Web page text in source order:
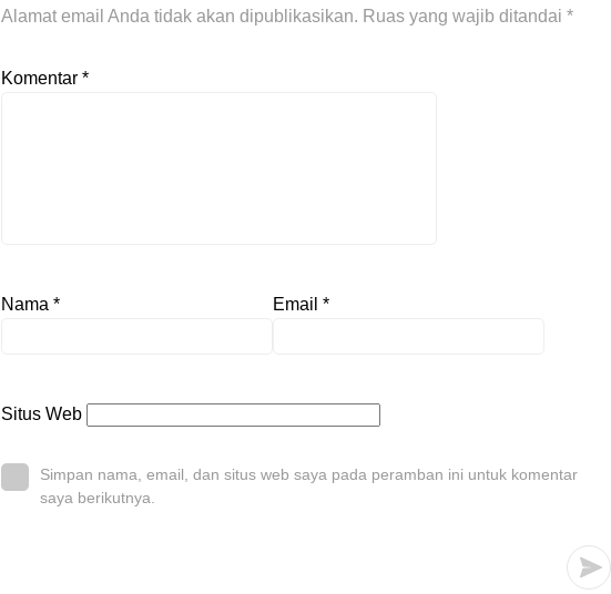
Alamat email Anda tidak akan dipublikasikan. Ruas yang wajib ditandai *
Komentar *
Nama * Email *
Situs Web
Simpan nama, email, dan situs web saya pada peramban ini untuk komentar
saya berikutnya.